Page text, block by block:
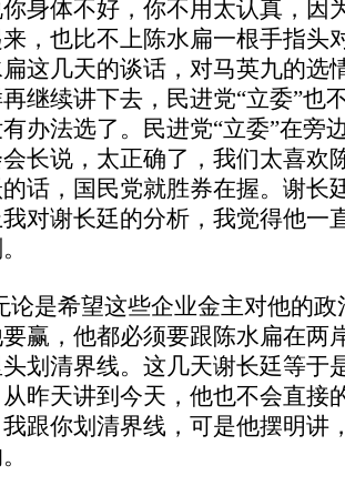
身体不好，你不用太认真，因
，也比不上陈水扁一根手指头
这几天的谈话，对马英九的选
继续讲下去，民进党“立委”也
办法选了。民进党“立委”在旁
长说，太正确了，我们太喜欢
话，国民党就胜券在握。谢长
对谢长廷的分析，我觉得他一
论是希望这些企业金主对他的
赢，他都必须要跟陈水扁在两
划清界线。这几天谢长廷等于
昨天讲到今天，他也不会直接
跟你划清界线，可是他摆明讲